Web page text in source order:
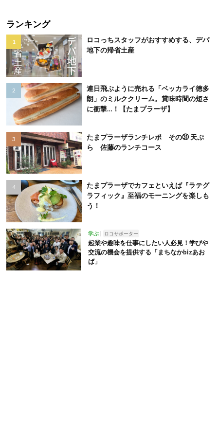
ランキング
ロコっちスタッフがおすすめする、デパ
地下の帰省土産
連日飛ぶように売れる「ベッカライ徳多
朗」のミルククリーム。賞味時間の短さ
に衝撃…！【たまプラーザ】
たまプラーザランチレポ その㉛ 天ぷ
ら 佐藤のランチコース
たまプラーザでカフェといえば『ラテグ
ラフィック』至福のモーニングを楽しも
う！
学ぶ ロコサポーター
起業や趣味を仕事にしたい人必見！学びや
交流の機会を提供する「まちなかbizあお
ば」